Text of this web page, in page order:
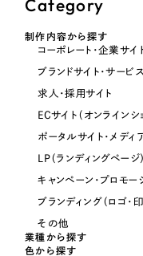
オレンジ・橙色
ブルー・青色
パープル・紫色
Category
制作内容から探す
コーポレート・企業サイ
ブランドサイト・サービ
求人・採用サイト
ECサイト（オンラインシ
ポータルサイト・メディ
LP（ランディングページ）
キャンペーン・プロモー
ブランディング（ロゴ・
その他
業種から探す
色から探す